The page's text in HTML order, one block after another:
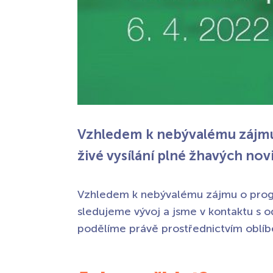
Vzhledem k nebývalému
živé vysílání plné žhavých
Vzhledem k nebývalému zájmu o
sledujeme vývoj a jsme v kontaktu s
podělíme právě prostřednictvím